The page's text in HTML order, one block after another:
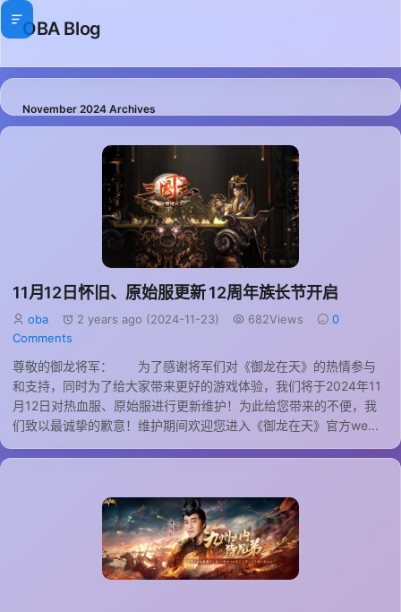
OBA Blog
November 2024 Archives
11月12日怀旧、原始服更新 12周年族长节开启
oba 2 years ago (2024-11-23) 682Views
0
Comments
尊敬的御龙将军： 为了感谢将军们对《御龙在天》的热情参与
和支持，同时为了给大家带来更好的游戏体验，我们将于2024年11
月12日对热血服、原始服进行更新维护！为此给您带来的不便，我
们致以最诚挚的歉意！维护期间欢迎您进入《御龙在天》官方we...